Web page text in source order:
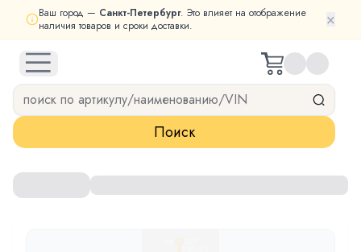
Ваш город — Санкт-Петербург. Это влияет на отображение
наличия товаров и сроки доставки.
×
open navigation menu
Поиск